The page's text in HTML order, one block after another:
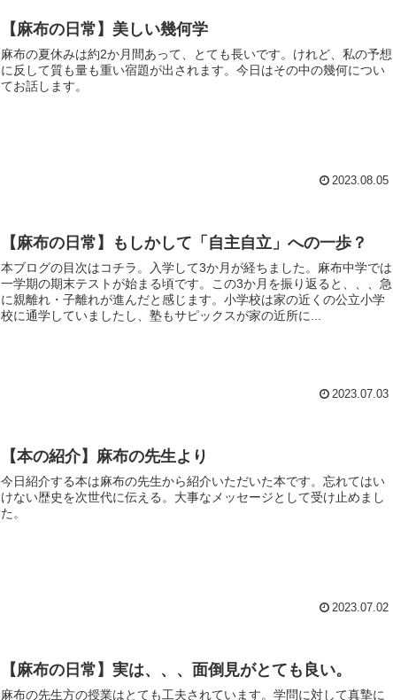
【麻布の日常】美しい幾何学
麻布の夏休みは約2か月間あって、とても長いです。けれど、私の予想
に反して質も量も重い宿題が出されます。今日はその中の幾何につい
てお話します。
2023.08.05
【麻布の日常】もしかして「自主自立」への一歩？
本ブログの目次はコチラ。入学して3か月が経ちました。麻布中学では
一学期の期末テストが始まる頃です。この3か月を振り返ると、、、急
に親離れ・子離れが進んだと感じます。小学校は家の近くの公立小学
校に通学していましたし、塾もサピックスが家の近所に...
2023.07.03
【本の紹介】麻布の先生より
今日紹介する本は麻布の先生から紹介いただいた本です。忘れてはい
けない歴史を次世代に伝える。大事なメッセージとして受け止めまし
た。
2023.07.02
【麻布の日常】実は、、、面倒見がとても良い。
麻布の先生方の授業はとても工夫されています。学問に対して真摯に